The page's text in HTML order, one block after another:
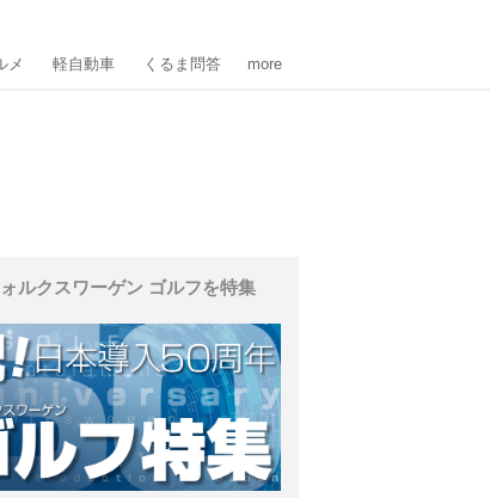
メ 軽自動車 くるま問答 more
ルクスワーゲン ゴルフを特集